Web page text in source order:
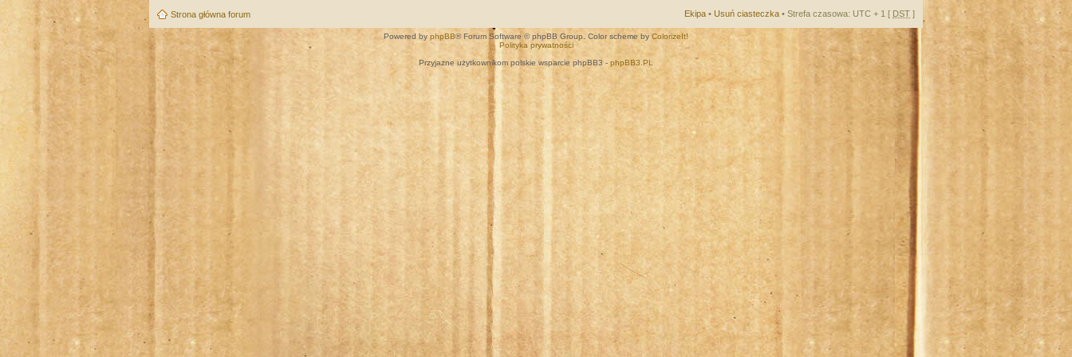
Strona główna forum Ekipa • Usuń ciasteczka • Strefa czasowa: UTC + 1 [ DST ]
Powered by phpBB® Forum Software © phpBB Group. Color scheme by ColorizeIt!
Polityka prywatności
Przyjazne użytkownikom polskie wsparcie phpBB3 - phpBB3.PL